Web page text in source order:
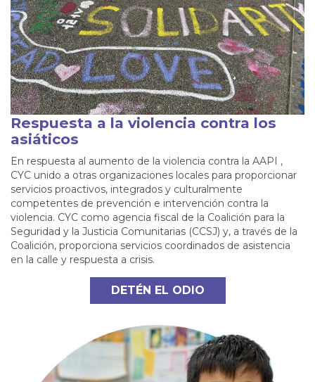
Respuesta a la violencia contra los
asiáticos
En respuesta al aumento de la violencia contra la AAPI ,
CYC unido a otras organizaciones locales para proporcionar
servicios proactivos, integrados y culturalmente
competentes de prevención e intervención contra la
violencia. CYC como agencia fiscal de la Coalición para la
Seguridad y la Justicia Comunitarias (CCSJ) y, a través de la
Coalición, proporciona servicios coordinados de asistencia
en la calle y respuesta a crisis.
DETÉN EL ODIO